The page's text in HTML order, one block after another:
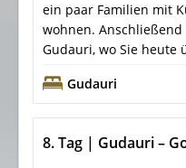
ein paar Familien mit
wohnen.
Gudauri, wo Sie heute
Gudauri
8. Tag | Gudauri –